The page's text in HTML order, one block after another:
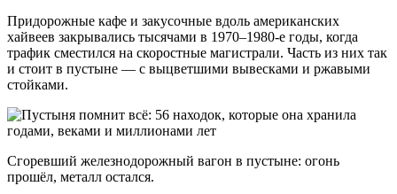
Придорожные кафе и закусочные вдоль американских
хайвеев закрывались тысячами в 1970–1980-е годы, когда
трафик сместился на скоростные магистрали. Часть из них так
и стоит в пустыне — с выцветшими вывесками и ржавыми
стойками.
Сгоревший железнодорожный вагон в пустыне: огонь
прошёл, металл остался.